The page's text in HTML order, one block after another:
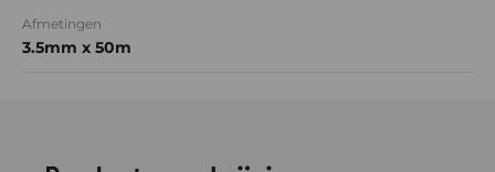
Afmetingen
3.5mm x 50m